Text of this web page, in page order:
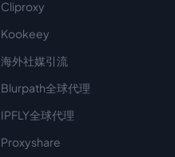
Cliproxy
Kookeey
海外社媒引流
Blurpath全球代理
IPFLY全球代理
Proxyshare